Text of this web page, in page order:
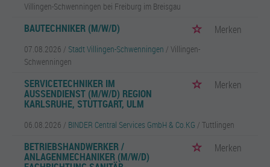
Villingen-Schwenningen bei Freiburg im Breisgau
BAUTECHNIKER (M/W/D) Merken
07.08.2026 / Stadt Villingen-Schwenningen / Villingen-
Schwenningen
SERVICETECHNIKER IM
AUSSENDIENST (M/W/D) REGION K
ARLSRUHE, STUTTGART, ULM
Merken
06.08.2026 / BINDER Central Services GmbH & Co.KG / Tuttlingen
BETRIEBSHANDWERKER /
ANLAGENMECHANIKER (M/W/D)
Merken